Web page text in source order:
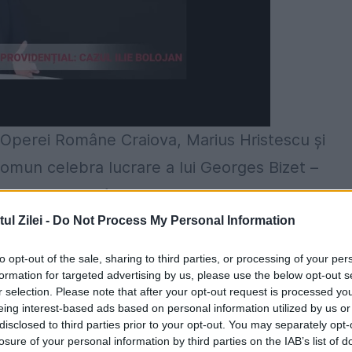
Zilei - Do Not Process My Personal Information
opt-out of the sale, sharing to third parties, or processing of your
for targeted advertising by us, please use the below opt-out
selection. Please note that after your opt-out request is processed
interest-based ads based on personal information utilized by us
to third parties prior to your opt-out. You may separately
of your personal information by third parties on the IAB’s list of
Române Craiova, Marius Hristescu și
celebra lucrare a lui Georges Bizet –
și trădare, în care partitura strălucitoare
devenite celebre, de la seducătoarea
bază un concept original gândit de
a ideii că diferitele ramuri ale
unele de altele. Ele pot alcătui un întreg